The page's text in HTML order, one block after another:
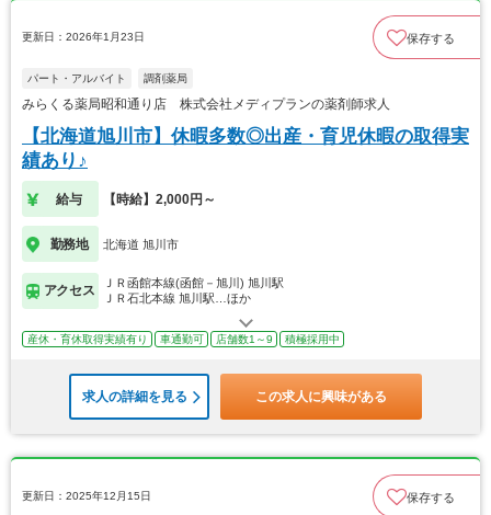
更新日：2026年1月23日 保存する
パート・アルバイト 調剤薬局
みらくる薬局昭和通り店 株式会社メディプランの薬剤師求人
【北海道旭川市】休暇多数◎出産・育児休暇の取得実
績あり♪
給与 【時給】2,000円～
勤務地 北海道 旭川市
アクセス
ＪＲ函館本線(函館－旭川) 旭川駅
ＪＲ石北本線 旭川駅…ほか
産休・育休取得実績有り 車通勤可 店舗数1～9 積極採用中
求人の詳細を見る この求人に興味がある
更新日：2025年12月15日 保存する